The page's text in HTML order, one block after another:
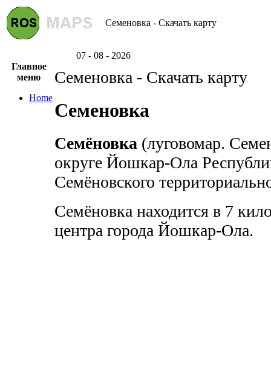
Семеновка - Скачать карту
07 - 08 - 2026
Главное
меню
Home
Семеновка - Скачать карту
Семеновка
Семёновка (луговомар.
округе Йошкар-Ола
Семёновского
Семёновка находится в 7
центра города Йошкар-Ола.